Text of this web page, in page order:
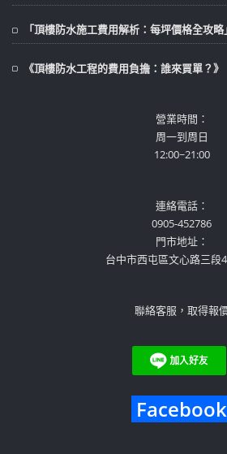
「頂樓防水施工費用解析：每坪價格全攻略」
《頂樓防水工程的費用負擔：誰來買單？》
營業時間：
周一到周日
12:00~21:00
連絡電話：
0905-452786
門市地址：
台中市西屯區文心路三段
聯絡客服，取得報
Facebook